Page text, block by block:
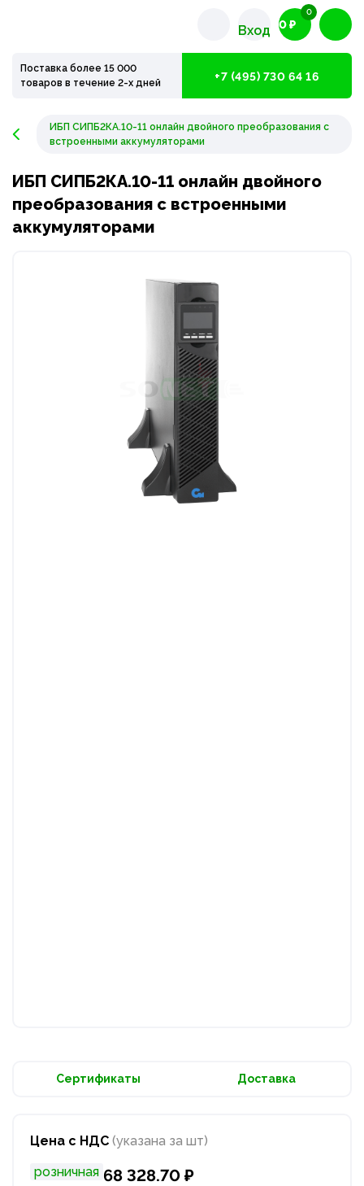
Вход 0 ₽
0
Поставка более 15 000
товаров в течение 2-х дней
+7 (495) 730 64 16
ИБП СИПБ2КA.10-11 онлайн двойного преобразования с
встроенными аккумуляторами
ИБП СИПБ2КA.10-11 онлайн двойного
преобразования с встроенными
аккумуляторами
Сертификаты Доставка
Цена с НДС (указана за шт)
розничная 68 328.70 ₽